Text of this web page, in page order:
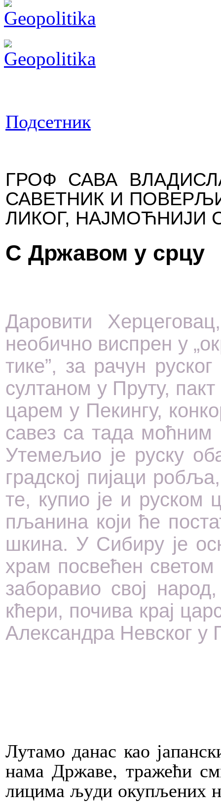
Подсетник
ГРОФ СА­ВА
СА­ВЕТ­НИК И
ЛИ­КОГ, НАЈ­МОЋ­НИ­ЈИ
С Др­жа­вом у ср­цу
Да­ро­ви­ти
нео­бич­но ви­спрен у
ти­ке”, за ра­чун
сул­та­ном у Пру­ту,
ца­рем у Пе­кин­гу,
са­вез са та­да моћ­ним
Уте­ме­љио је ру­ску
град­ској пи­ја­ци
те, ку­пио је и ру­ском
пља­ни­на ко­ји ће
шки­на. У Си­би­ру је
храм по­све­ћен
за­бо­ра­вио свој
кће­ри, по­чи­ва крај
Алек­сан­дра Нев­ског у
Лу­та­мо да­нас као
на­ма Др­жа­ве, тра­же­ћи
ли­ци­ма љу­ди оку­пље­них